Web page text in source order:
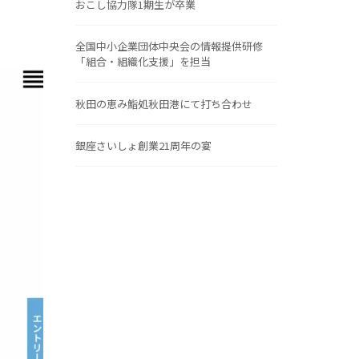
おこし協力隊1期生が卒業
全国中小企業団体中央会の情報提供研修
「組合・組織化支援」を担当
秋田の恵み鮨処秋田港にて打ち合わせ
銀座さいしょ創業21周年の宴